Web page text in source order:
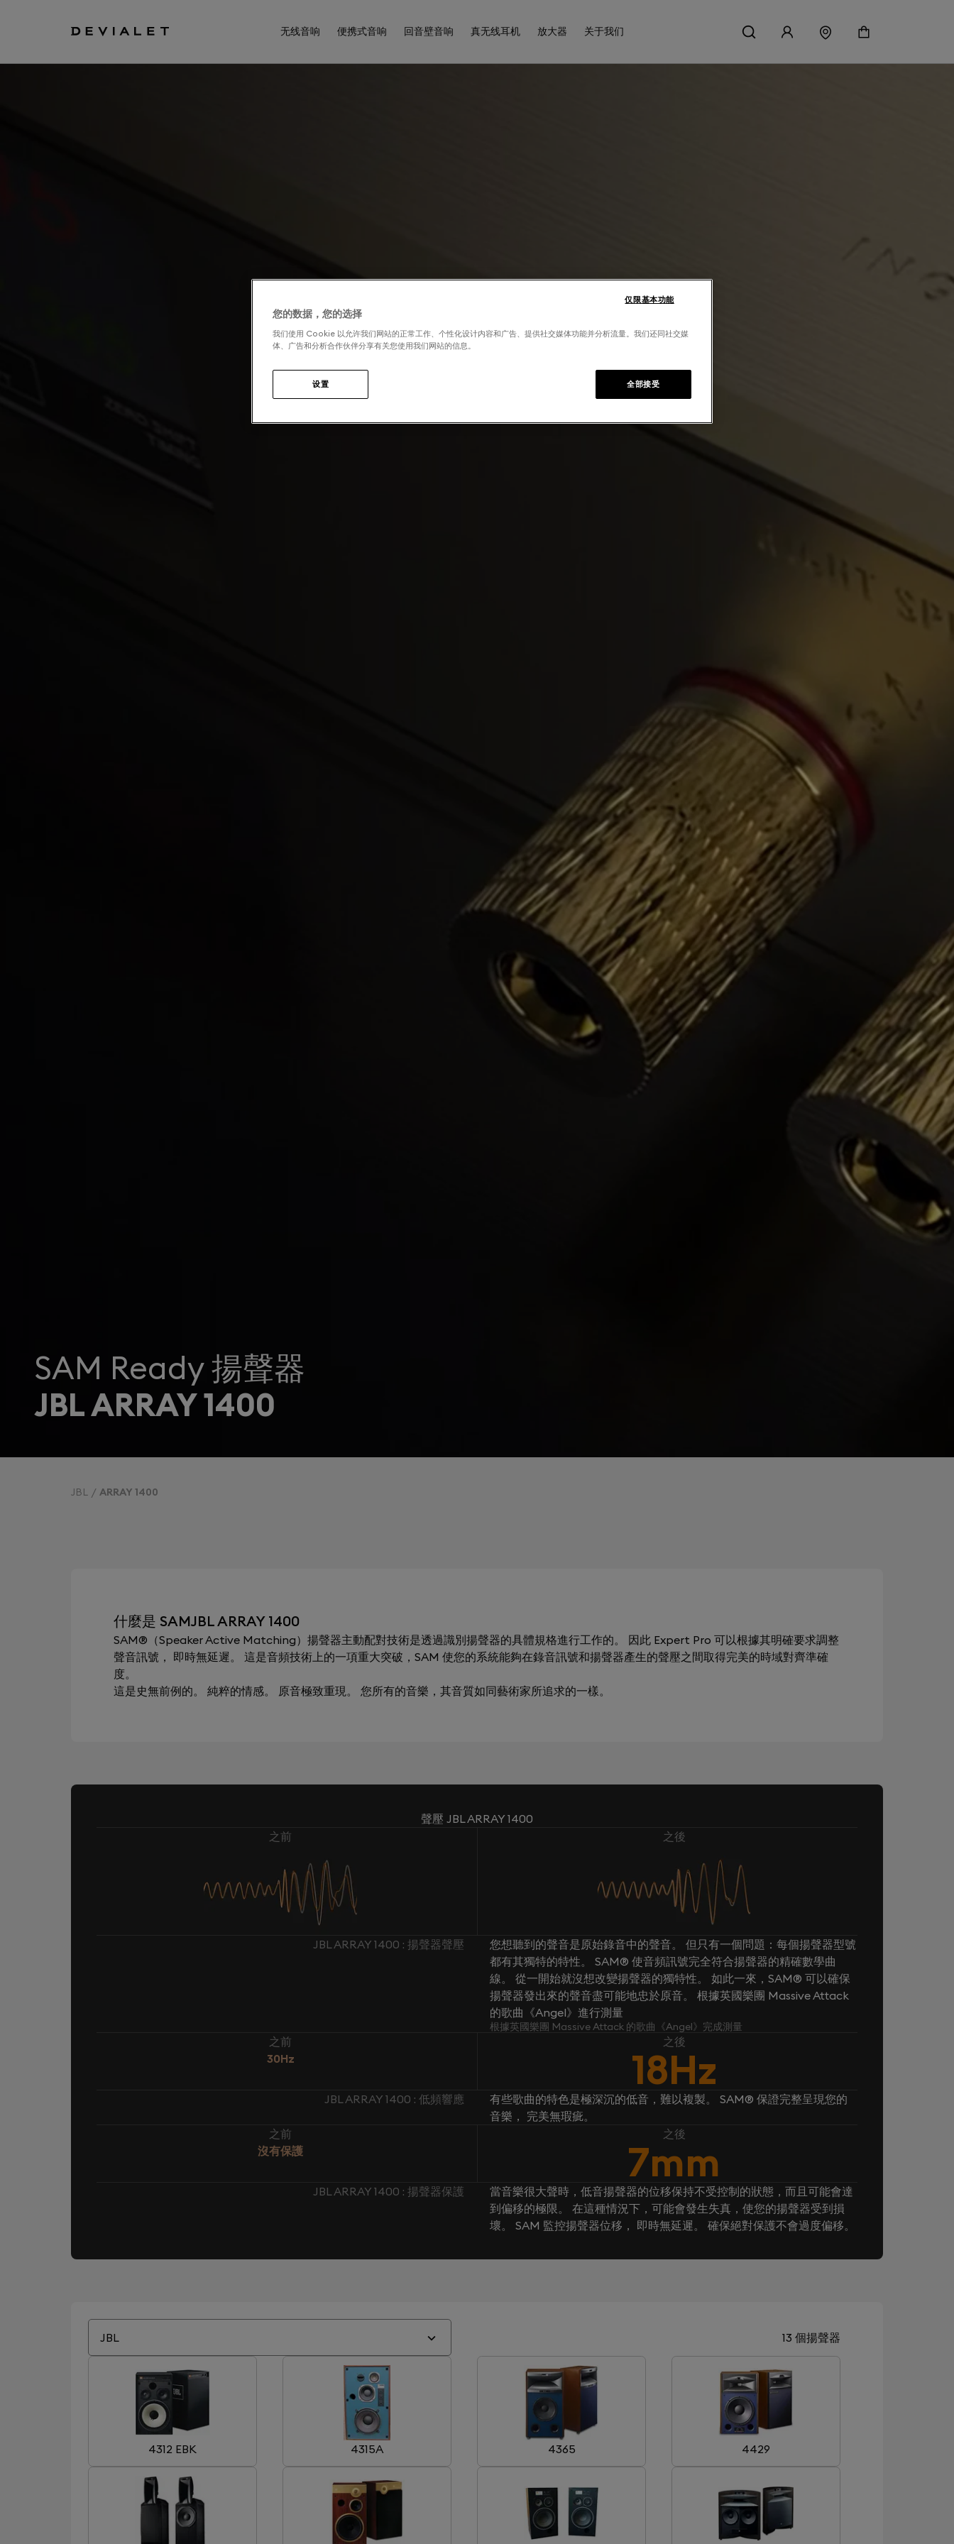
无线音响 便携式音响 回音壁音响 真无线耳机 放大器 关于我们
SAM Ready 揚聲器
JBL ARRAY 1400
JBL ARRAY 1400
什麼是 SAMJBL ARRAY 1400
SAM®（Speaker Active Matching）揚聲器主動配對技術是透過識別揚聲器的具體規格進行工作的。 因此 Expert Pro 可以根據其明確要求調整
聲音訊號， 即時無延遲。 這是音頻技術上的一項重大突破，SAM 使您的系統能夠在錄音訊號和揚聲器產生的聲壓之間取得完美的時域對齊準確
度。
這是史無前例的。 純粹的情感。 原音極致重現。 您所有的音樂，其音質如同藝術家所追求的一樣。
聲壓 JBL ARRAY 1400
之前
之後
JBL ARRAY 1400 : 揚聲器聲壓
您想聽到的聲音是原始錄音中的聲音。 但只有一個問題：每個揚聲器型號
都有其獨特的特性。 SAM® 使音頻訊號完全符合揚聲器的精確數學曲
線。 從一開始就沒想改變揚聲器的獨特性。 如此一來，SAM® 可以確保
揚聲器發出來的聲音盡可能地忠於原音。 根據英國樂團 Massive Attack
的歌曲《Angel》進行測量
根據英國樂團 Massive Attack 的歌曲《Angel》完成測量
之前
30Hz
之後
18Hz
JBL ARRAY 1400 : 低頻響應
有些歌曲的特色是極深沉的低音，難以複製。 SAM® 保證完整呈現您的
音樂， 完美無瑕疵。
之前
沒有保護
之後
7mm
JBL ARRAY 1400 : 揚聲器保護
當音樂很大聲時，低音揚聲器的位移保持不受控制的狀態，而且可能會達
到偏移的極限。 在這種情況下，可能會發生失真，使您的揚聲器受到損
壞。 SAM 監控揚聲器位移， 即時無延遲。 確保絕對保護不會過度偏移。
JBL 13 個揚聲器
4312 EBK 4315A 4365 4429
您的数据，您的选择
我们使用 Cookie 以允许我们网站的正常工作、个性化设计内容和广告、提供社交媒体功能并分析流量。我们还同社交媒
体、广告和分析合作伙伴分享有关您使用我们网站的信息。
设置
仅限基本功能
全部接受